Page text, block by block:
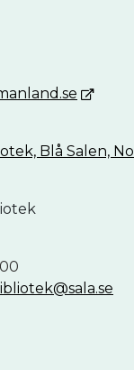
Blå Salen,